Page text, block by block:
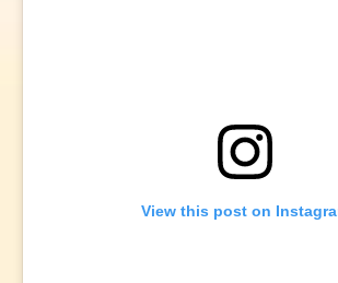
View this post on